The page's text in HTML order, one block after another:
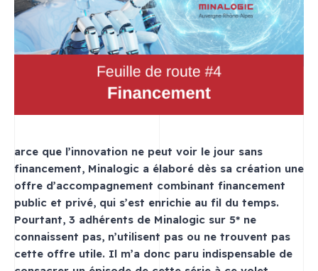
arce que l’innovation ne peut voir le jour sans
financement, Minalogic a élaboré dès sa création une
offre d’accompagnement combinant financement
public et privé, qui s’est enrichie au fil du temps.
Pourtant, 3 adhérents de Minalogic sur 5* ne
connaissent pas, n’utilisent pas ou ne trouvent pas
cette offre utile. Il m’a donc paru indispensable de